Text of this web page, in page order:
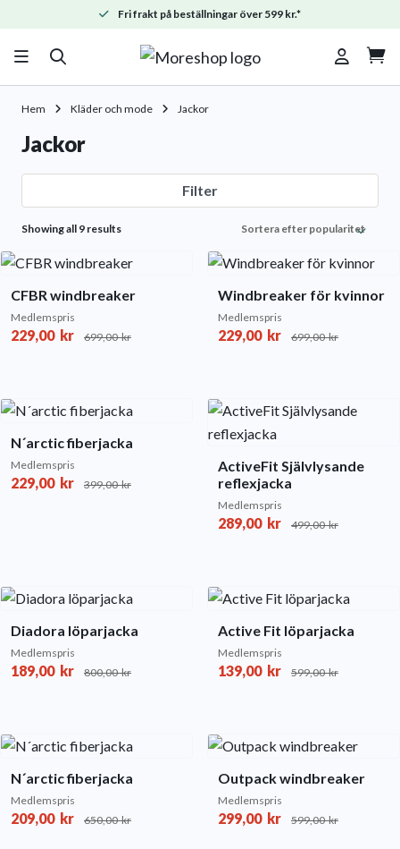
Fri frakt på beställningar över 599 kr.*

Hem Kläder och mode Jackor
Jackor
Filter
Showing all 9 resultsSorted
CFBR windbreaker
Medlemspris
229,00 kr 699,00kr
Windbreaker för kvinnor
Medlemspris
229,00 kr 699,00kr
N´arctic fiberjacka
Medlemspris
229,00 kr 399,00kr
ActiveFit Självlysande
reflexjacka
Medlemspris
289,00 kr 499,00kr
Diadora löparjacka
Medlemspris
189,00 kr 800,00kr
Active Fit löparjacka
Medlemspris
139,00 kr 599,00kr
N´arctic fiberjacka
Medlemspris
209,00 kr 650,00kr
Outpack windbreaker
Medlemspris
299,00 kr 599,00kr